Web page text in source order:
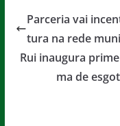
e
b
o
o
er l
Parceria vai
tura na rede
Rui inaugura
ma de